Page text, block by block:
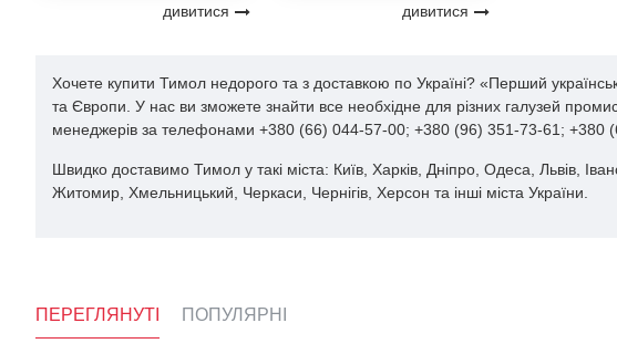
дивитися дивитися
Хочете купити Тимол недорого та з доставкою по Україні? «Перший
та Європи. У нас ви зможете знайти все необхідне для різних галузей
менеджерів за телефонами +380 (66) 044-57-00; +380 (96) 351-73-61; +380
Швидко доставимо Тимол у такі міста: Київ, Харків, Дніпро, Одеса, Львів,
Житомир, Хмельницький, Черкаси, Чернігів, Херсон та інші міста України.
ПЕРЕГЛЯНУТІ ПОПУЛЯРНІ